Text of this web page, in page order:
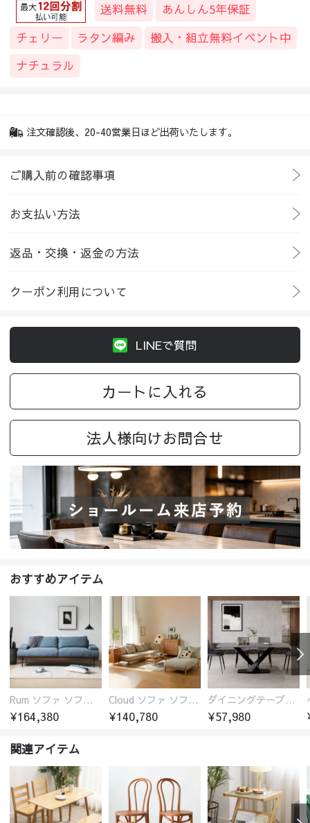
送料無料
あんしん5年保証
チェリー
ラタン編み
搬入・組立無料イベント中
ナチュラル
注文確認後、20-40営業日ほど出荷いたします。
ご購入前の確認事項
お支払い方法
返品・交換・返金の方法
クーポン利用について
LINEで質問
カートに入れる
法人様向けお問合せ
おすすめアイテム
Rum ソファ ソファー おしゃれ 1人掛け～4人掛け ウォールナットorオーク材フレーム 西海岸風 肘掛
¥164,380
Cloud ソファ ソファーおしゃれ 1人掛け～3人掛け チェリー材フレーム 木製 北欧 おしゃれ 5カラー 自由レイアウト
¥140,780
ダイニングテーブル おしゃれ セラミック天板 大理石柄 食卓 4人用 4人 6人 140cm 160cm 180cm 耐久性 耐熱 食事テーブル
¥57,980
関連アイテム